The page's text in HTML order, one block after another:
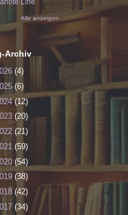
Line
Alle anzeigen
Archiv
(4)
(6)
(12)
(20)
(21)
(59)
(54)
(38)
(42)
(34)